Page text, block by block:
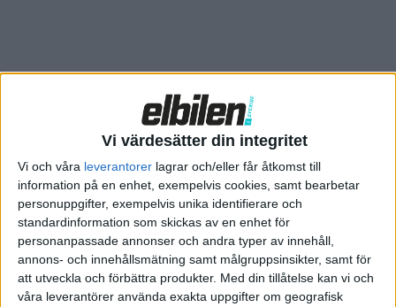
Vi värdesätter din integritet
Vi och våra leverantorer lagrar och/eller får åtkomst till
information på en enhet, exempelvis cookies, samt bearbetar
personuppgifter, exempelvis unika identifierare och
standardinformation som skickas av en enhet för
personanpassade annonser och andra typer av innehåll,
annons- och innehållsmätning samt målgruppsinsikter, samt för
att utveckla och förbättra produkter. Med din tillåtelse kan vi och
våra leverantörer använda exakta uppgifter om geografisk
Prototyp av ett solid state-batteri från Toyota.
Nu meddelar Toyota en något oväntad partner för sin